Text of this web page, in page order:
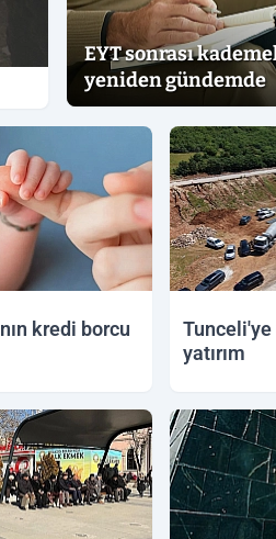
EYT sonrası
yeniden gündemde
kredi borcu
yatırım